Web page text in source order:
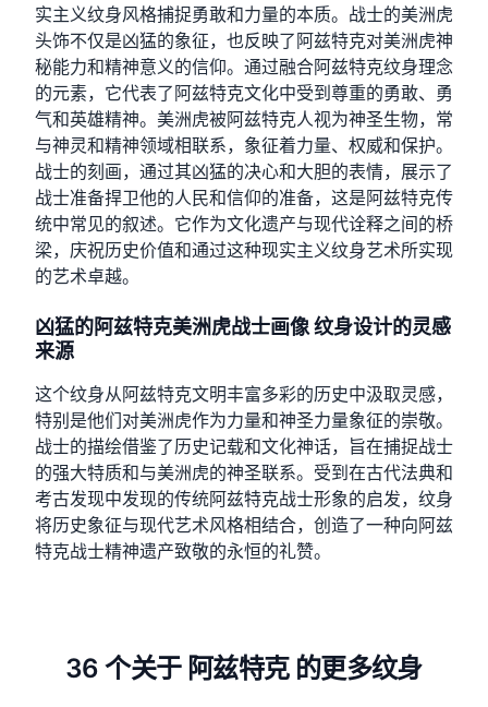
实主义纹身风格捕捉勇敢和力量的本质。战士的美洲虎
头饰不仅是凶猛的象征，也反映了阿兹特克对美洲虎神
秘能力和精神意义的信仰。通过融合阿兹特克纹身理念
的元素，它代表了阿兹特克文化中受到尊重的勇敢、勇
气和英雄精神。美洲虎被阿兹特克人视为神圣生物，常
与神灵和精神领域相联系，象征着力量、权威和保护。
战士的刻画，通过其凶猛的决心和大胆的表情，展示了
战士准备捍卫他的人民和信仰的准备，这是阿兹特克传
统中常见的叙述。它作为文化遗产与现代诠释之间的桥
梁，庆祝历史价值和通过这种现实主义纹身艺术所实现
的艺术卓越。
凶猛的阿兹特克美洲虎战士画像 纹身设计的灵感
来源
这个纹身从阿兹特克文明丰富多彩的历史中汲取灵感，
特别是他们对美洲虎作为力量和神圣力量象征的崇敬。
战士的描绘借鉴了历史记载和文化神话，旨在捕捉战士
的强大特质和与美洲虎的神圣联系。受到在古代法典和
考古发现中发现的传统阿兹特克战士形象的启发，纹身
将历史象征与现代艺术风格相结合，创造了一种向阿兹
特克战士精神遗产致敬的永恒的礼赞。
36 个关于 阿兹特克 的更多纹身